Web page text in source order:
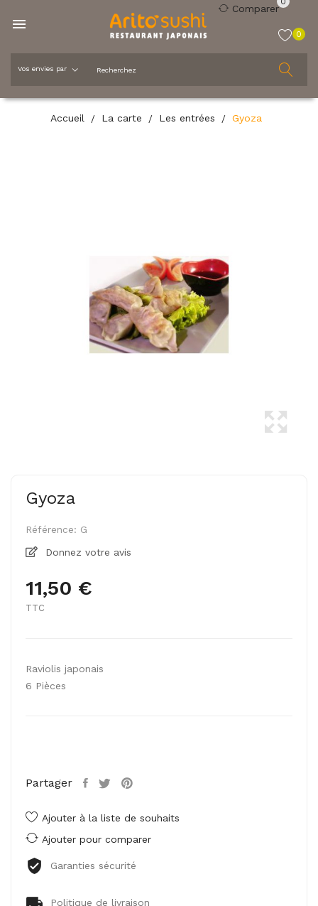

Comparer
0
Accueil La carte Les entrées Gyoza
Gyoza
Référence: G
Donnez votre avis
11,50 €
TTC
Raviolis japonais
6 Pièces
Partager
Ajouter à la liste de souhaits
Ajouter pour comparer
Garanties sécurité
Politique de livraison